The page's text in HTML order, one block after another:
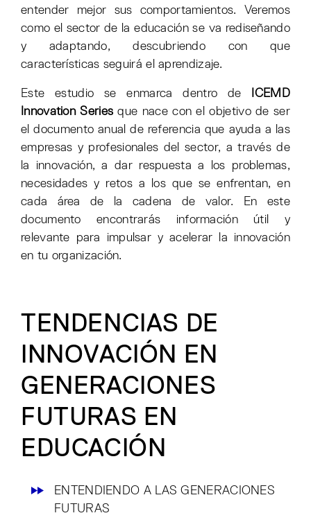
entender mejor sus comportamientos. Veremos
como el sector de la educación se va rediseñando
y adaptando, descubriendo con que
características seguirá el aprendizaje.
Este estudio se enmarca dentro de ICEMD
Innovation Series que nace con el objetivo de ser
el documento anual de referencia que ayuda a las
empresas y profesionales del sector, a través de
la innovación, a dar respuesta a los problemas,
necesidades y retos a los que se enfrentan, en
cada área de la cadena de valor. En este
documento encontrarás información útil y
relevante para impulsar y acelerar la innovación
en tu organización.
TENDENCIAS DE
INNOVACIÓN EN
GENERACIONES
FUTURAS EN
EDUCACIÓN
ENTENDIENDO A LAS GENERACIONES
FUTURAS​